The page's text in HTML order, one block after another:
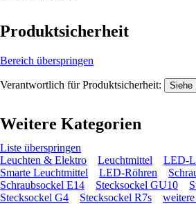
Produktsicherheit
Bereich überspringen
Verantwortlich für Produktsicherheit: Siehe
Weitere Kategorien
Liste überspringen
Leuchten & Elektro
Leuchtmittel LED-
Smarte Leuchtmittel
LED-Röhren
Schraubsockel E14
Stecksockel GU10
Stecksockel G4
Stecksockel R7s